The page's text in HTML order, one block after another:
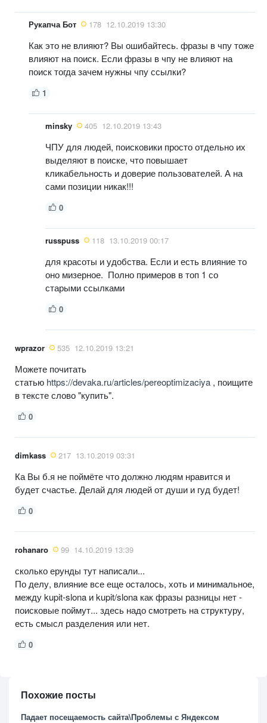
Рукапча Бот 178 12.10.2019 13:30
Как это не влияют? Вы ошибайтесь. фразы в чпу тоже
влияют на поиск. Если фразы в чпу не влияют на
поиск тогда зачем нужны чпу ссылки?
1
minsky 405 12.10.2019 13:43
ЧПУ для людей, поисковики просто отдельно их
выделяют в поиске, что повышает
кликабельность и доверие пользователей. А на
сами позиции никак!!!
0
russpuss 118 13.10.2019 00:17
для красоты и удобства. Если и есть влияние то
оно мизерное. Полно примеров в топ 1 со
старыми ссылками
0
wprazor 535 12.10.2019 13:21
Можете почитать
статью https://devaka.ru/articles/pereoptimizaciya , поищите
в тексте слово "купить".
0
dimkass 217 13.10.2019 03:31
Ка Вы б.я не поймёте что должно людям нравится и
будет счастье. Делай для людей от души и гуд будет!
0
rohanaro 99 14.10.2019 13:39
сколько ерунды тут написали...
По делу, влияние все еще осталось, хоть и минимальное,
между kupit-slona и kupit/slona как фразы разницы нет -
поисковые поймут... здесь надо смотреть на структуру,
есть смысл разделения или нет.
0
Похожие посты
Падает посещаемость сайта\Проблемы с Яндексом